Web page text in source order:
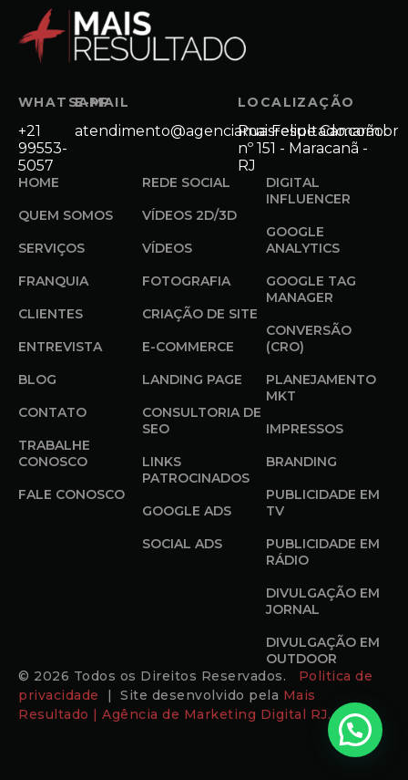
WHATSAPP
+21
99553-
5057
E-MAIL
atendimento@agenciamaisresultado.com.br
LOCALIZAÇÃO
Rua Felipe Camarão
nº 151 - Maracanã -
RJ
HOME
QUEM SOMOS
SERVIÇOS
FRANQUIA
CLIENTES
ENTREVISTA
BLOG
CONTATO
TRABALHE
CONOSCO
FALE CONOSCO
REDE SOCIAL
VÍDEOS 2D/3D
VÍDEOS
FOTOGRAFIA
CRIAÇÃO DE SITE
E-COMMERCE
LANDING PAGE
CONSULTORIA DE
SEO
LINKS
PATROCINADOS
GOOGLE ADS
SOCIAL ADS
DIGITAL
INFLUENCER
GOOGLE
ANALYTICS
GOOGLE TAG
MANAGER
CONVERSÃO
(CRO)
PLANEJAMENTO
MKT
IMPRESSOS
BRANDING
PUBLICIDADE EM
TV
PUBLICIDADE EM
RÁDIO
DIVULGAÇÃO EM
JORNAL
DIVULGAÇÃO EM
OUTDOOR
© 2026 Todos os Direitos Reservados. Politica de
privacidade
| Site desenvolvido pela Mais
Resultado | Agência de Marketing Digital RJ.